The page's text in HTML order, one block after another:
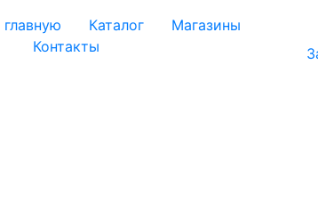
Каталог
Магазины
Контакты